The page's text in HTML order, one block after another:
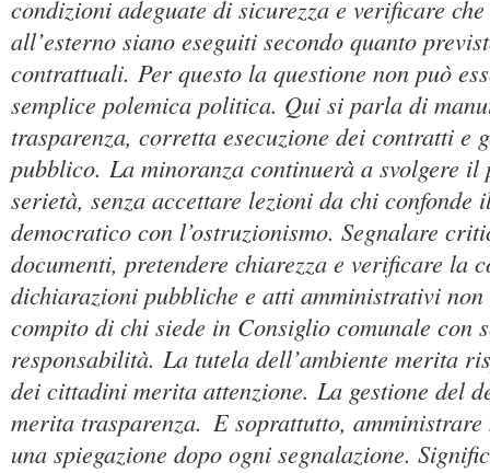
condizioni adeguate di sicurezza e verificare
all’esterno siano eseguiti secondo quanto
contrattuali. Per questo la questione non può
semplice polemica politica. Qui si parla di
trasparenza, corretta esecuzione dei contratti e
pubblico. La minoranza continuerà a svolgere
serietà, senza accettare lezioni da chi confonde
democratico con l’ostruzionismo. Segnalare
documenti, pretendere chiarezza e verificare la
dichiarazioni pubbliche e atti amministrativi
compito di chi siede in Consiglio comunale con
responsabilità. La tutela dell’ambiente merita
dei cittadini merita attenzione. La gestione del
merita trasparenza. E soprattutto,
una spiegazione dopo ogni segnalazione.